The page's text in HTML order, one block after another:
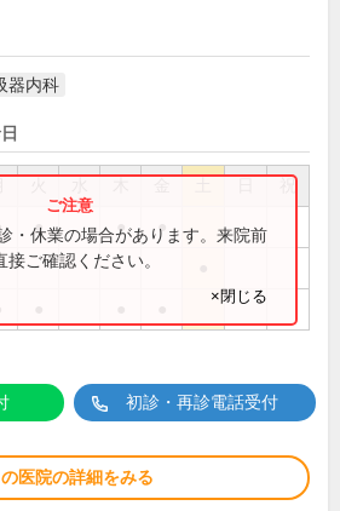
器内科
祝
● ● ●
・休業の場合があります。来院前
ご確認ください。
×閉じる
初診・再診電話受付
医院の詳細をみる